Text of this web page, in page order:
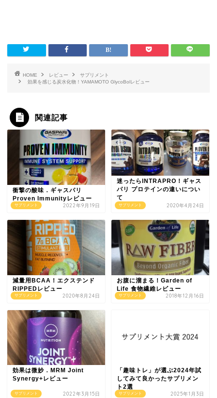
HOME レビュー
サプリメント
効果を感じる炭水化物！YAMAMOTO GlycoBolレビュー
関連記事
サプリメント
衝撃の酸味．ギャスパリ
Proven Immunityレビュー
2022年9月19日 サプリメント
迷ったらINTRAPRO！ギャス
パリ プロテインの違いについ
て
2020年4月24日
サプリメント
減量用BCAA！エクステンド
RIPPEDレビュー
2020年8月24日 サプリメント
お腹に溜まる！Garden of
Life 食物繊維レビュー
2018年12月16日
サプリメント
効果は微妙．MRM Joint
Synergy+レビュー
2022年3月15日 サプリメント
「趣味トレ」が選ぶ2024年試
してみて良かったサプリメン
ト2選
2025年1月3日